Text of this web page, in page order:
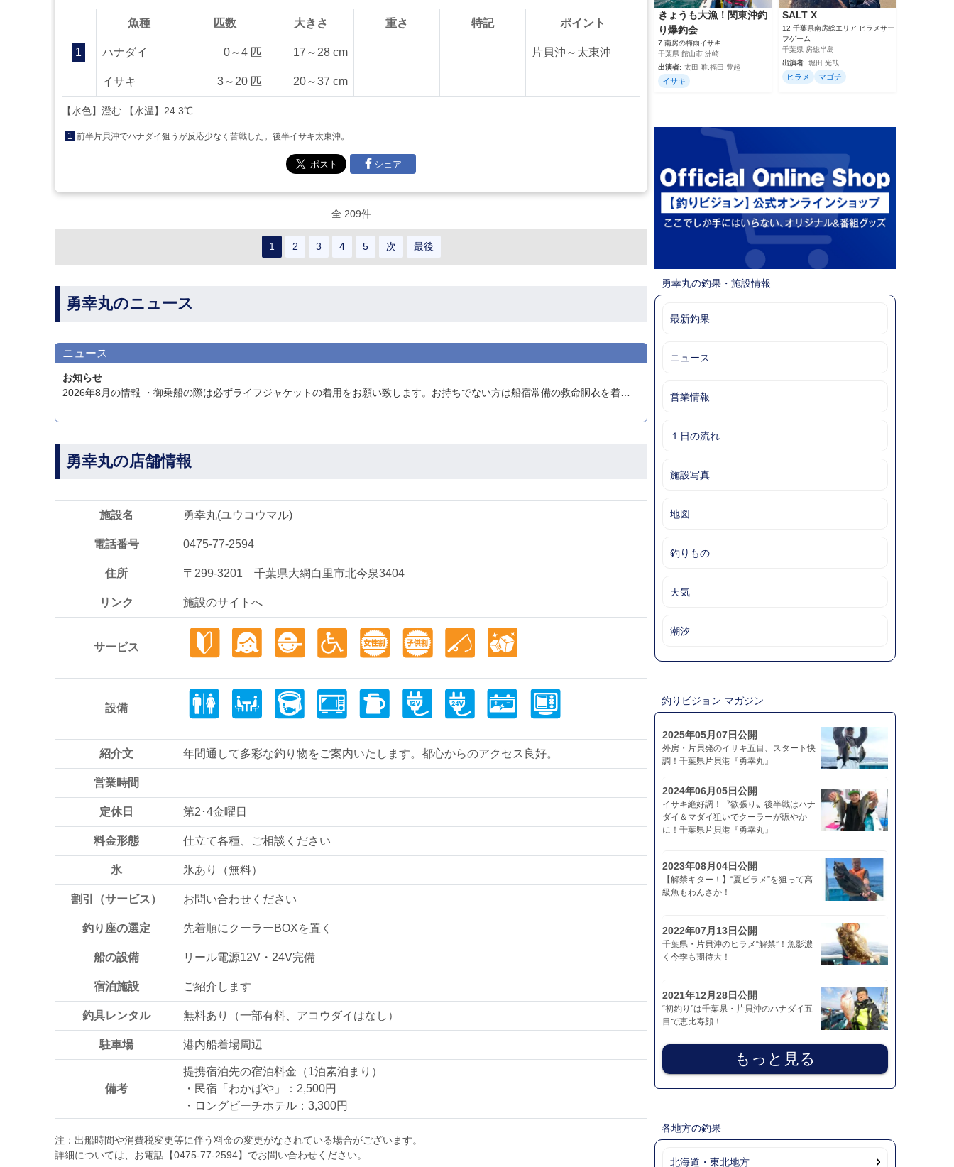
魚種 匹数 大きさ 重さ 特記 ポイント
1 ハナダイ 0～4 匹 17～28 cm 片貝沖～太東沖
イサキ 3～20 匹 20～37 cm
【水色】澄む 【水温】24.3℃
1 前半片貝沖でハナダイ狙うが反応少なく苦戦した。後半イサキ太東沖。
シェア
全 209件
1 2 3 4 5 次 最後
勇幸丸のニュース
ニュース
お知らせ
勇幸丸の店舗情報
施設名 勇幸丸(ユウコウマル)
電話番号 0475-77-2594
住所 〒299-3201 千葉県大網白里市北今泉3404
リンク 施設のサイトへ
サービス
設備
紹介文 年間通して多彩な釣り物をご案内いたします。都心からのアクセス良好。
営業時間
定休日 第2･4金曜日
料金形態 仕立て各種、ご相談ください
氷 氷あり（無料）
割引（サービス） お問い合わせください
釣り座の選定 先着順にクーラーBOXを置く
船の設備 リール電源12V・24V完備
宿泊施設 ご紹介します
釣具レンタル 無料あり（一部有料、アコウダイはなし）
駐車場 港内船着場周辺
備考
提携宿泊先の宿泊料金（1泊素泊まり）
・民宿「わかばや」：2,500円
・ロングビーチホテル：3,300円
注：出船時間や消費税変更等に伴う料金の変更がなされている場合がございます。
詳細については、お電話【0475-77-2594】でお問い合わせください。
きょうも大漁！関東沖釣
り爆釣会
7 南房の梅雨イサキ
千葉県 館山市 洲崎
出演者: 太田 唯,福田 豊起
イサキ
SALT X
12 千葉県南房総エリア ヒラメサー
フゲーム
千葉県 房総半島
出演者: 堀田 光哉
ヒラメ マゴチ
勇幸丸の釣果・施設情報
最新釣果
ニュース
営業情報
１日の流れ
施設写真
地図
釣りもの
天気
潮汐
釣りビジョン マガジン
2025年05月07日公開
外房・片貝発のイサキ五目、スタート快
調！千葉県片貝港『勇幸丸』
2024年06月05日公開
イサキ絶好調！〝欲張り〟後半戦はハナ
ダイ＆マダイ狙いでクーラーが賑やか
に！千葉県片貝港『勇幸丸』
2023年08月04日公開
【解禁キター！】“夏ビラメ”を狙って高
級魚もわんさか！
2022年07月13日公開
千葉県・片貝沖のヒラメ“解禁”！魚影濃
く今季も期待大！
2021年12月28日公開
“初釣り”は千葉県・片貝沖のハナダイ五
目で恵比寿顔！
もっと見る
各地方の釣果
北海道・東北地方